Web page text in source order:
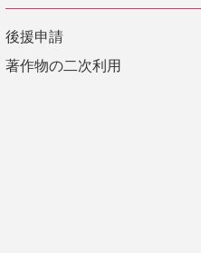
後援申請
著作物の二次利用